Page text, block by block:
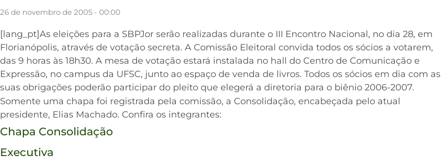
26 de novembro de 2005 - 00:00
[lang_pt]As eleições para a SBPJor serão realizadas durante o III Encontro Nacional, no dia 28, em
Florianópolis, através de votação secreta. A Comissão Eleitoral convida todos os sócios a votarem,
das 9 horas às 18h30. A mesa de votação estará instalada no hall do Centro de Comunicação e
Expressão, no campus da UFSC, junto ao espaço de venda de livros. Todos os sócios em dia com as
suas obrigações poderão participar do pleito que elegerá a diretoria para o biênio 2006-2007.
Somente uma chapa foi registrada pela comissão, a Consolidação, encabeçada pelo atual
presidente, Elias Machado. Confira os integrantes:
Chapa Consolidação
Executiva